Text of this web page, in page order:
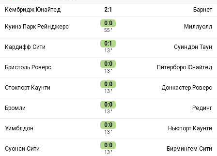
Кембридж Юнайтед 2:1 Барнет
Куинз Парк Рейнджерс 0:0
55 ′
Миллуолл
Кардифф Сити 0:1
13 ′
Суиндон Таун
Бристоль Роверс 0:0
13 ′
Питерборо Юнайтед
Стокпорт Каунти 0:0
13 ′
Донкастер Роверс
Бромли 0:0
13 ′
Рединг
Уимблдон 0:0
13 ′
Ньюпорт Каунти
Суонси Сити 0:0
13 ′
Бирмингем Сити